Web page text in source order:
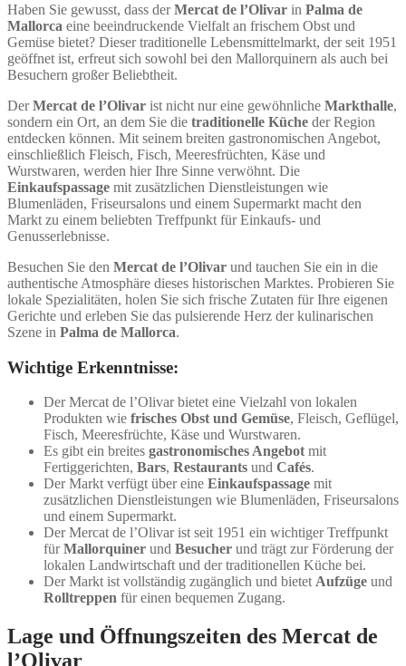
Haben Sie gewusst, dass derMercat de l’Olivar in Palma de
Mallorca eine beeindruckende Vielfalt an frischem Obst und
Gemüse bietet? Dieser traditionelle Lebensmittelmarkt, der seit 1951
geöffnet ist, erfreut sich sowohl bei den Mallorquinern als auch bei
Besuchern großer Beliebtheit.
DerMercat de l’Olivar ist nicht nur eine gewöhnliche Markthalle,
sondern ein Ort, an dem Sie die traditionelle Küche der Region
entdecken können. Mit seinem breiten gastronomischen Angebot,
einschließlich Fleisch, Fisch, Meeresfrüchten, Käse und
Wurstwaren, werden hier Ihre Sinne verwöhnt. Die
Einkaufspassage mit zusätzlichen Dienstleistungen wie
Blumenläden, Friseursalons und einem Supermarkt macht den
Markt zu einem beliebten Treffpunkt für Einkaufs- und
Genusserlebnisse.
Besuchen Sie den Mercat de l’Olivar und tauchen Sie ein in die
authentische Atmosphäre dieses historischen Marktes. Probieren Sie
lokale Spezialitäten, holen Sie sich frische Zutaten für Ihre eigenen
Gerichte und erleben Sie das pulsierende Herz der kulinarischen
Szene in Palma de Mallorca.
Wichtige Erkenntnisse:
Der Mercat de l’Olivar bietet eine Vielzahl von lokalen
Produkten wie frisches Obst und Gemüse, Fleisch, Geflügel,
Fisch, Meeresfrüchte, Käse und Wurstwaren.
Es gibt ein breites gastronomisches Angebot mit
Fertiggerichten, Bars, Restaurants und Cafés.
Der Markt verfügt über eine Einkaufspassage mit
zusätzlichen Dienstleistungen wie Blumenläden, Friseursalons
und einem Supermarkt.
Der Mercat de l’Olivar ist seit 1951 ein wichtiger Treffpunkt
fürMallorquiner und Besucher und trägt zur Förderung der
lokalen Landwirtschaft und der traditionellen Küche bei.
Der Markt ist vollständig zugänglich und bietet Aufzüge und
Rolltreppen für einen bequemen Zugang.
Lage und Öffnungszeiten des Mercat de
l’Olivar